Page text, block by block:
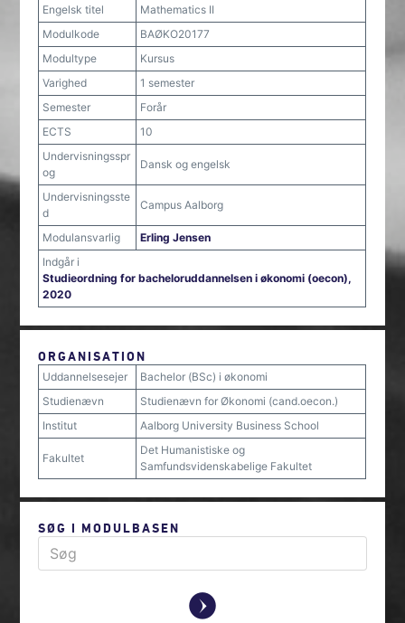
Engelsk titel
Mathematics II
Modulkode
BAØKO20177
Modultype
Kursus
Varighed
1 semester
Semester
Forår
ECTS
10
Undervisningsspr
og
Dansk og engelsk
Undervisningsste
d
Campus Aalborg
Modulansvarlig
Erling Jensen
Indgår i
Studieordning for bacheloruddannelsen i økonomi (oecon),
2020
ORGANISATION
Uddannelsesejer
Bachelor (BSc) i økonomi
Studienævn
Studienævn for Økonomi (cand.oecon.)
Institut
Aalborg University Business School
Fakultet
Det Humanistiske og
Samfundsvidenskabelige Fakultet
SØG I MODULBASEN
y